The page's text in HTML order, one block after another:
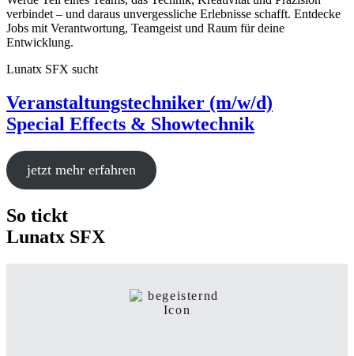
verbindet – und daraus unvergessliche Erlebnisse schafft. Entdecke
Jobs mit Verantwortung, Teamgeist und Raum für deine
Entwicklung.
Lunatx SFX sucht
Veranstaltungs­techniker (m/w/d)
Special Effects & Showtechnik
jetzt mehr erfahren
So tickt
Lunatx SFX